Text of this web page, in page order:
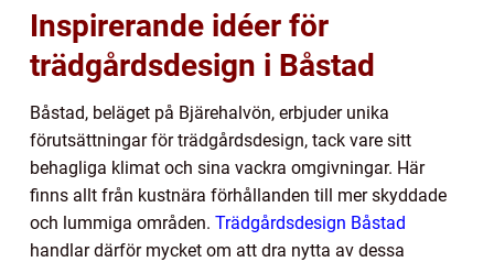
Inspirerande idéer för
trädgårdsdesign i Båstad
Båstad, beläget på Bjärehalvön, erbjuder unika
förutsättningar för trädgårdsdesign, tack vare sitt
behagliga klimat och sina vackra omgivningar. Här
finns allt från kustnära förhållanden till mer skyddade
och lummiga områden. Trädgårdsdesign Båstad
handlar därför mycket om att dra nytta av dessa